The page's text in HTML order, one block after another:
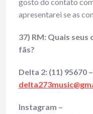
apresentarei se as
37) RM: Quais
fãs?
Delta 2: (11) 95670
Instagram –